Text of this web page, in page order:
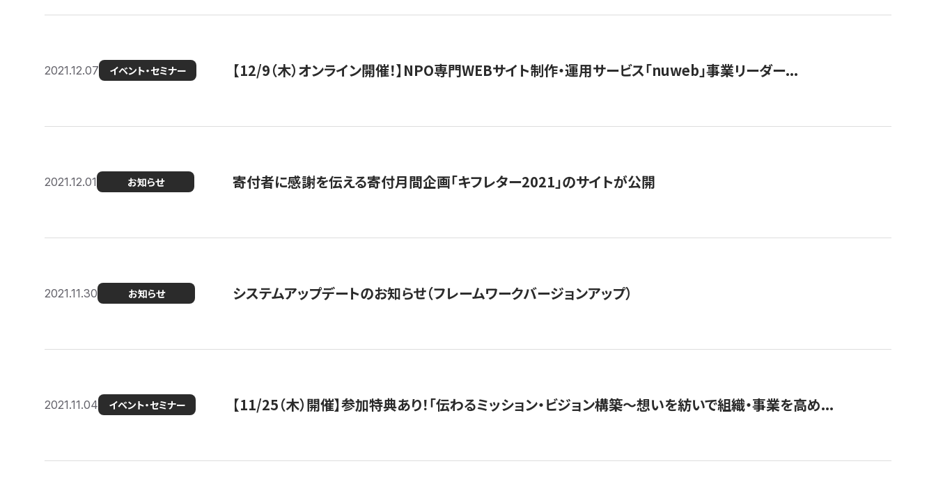
2021.12.07 イベント・セミナー 【12/9（木）オンライン開催！】NPO専門WEBサイト制作・運用サービス「nuweb」事業リーダー...
2021.12.01 お知らせ 寄付者に感謝を伝える寄付月間企画「キフレター2021」のサイトが公開
2021.11.30 お知らせ システムアップデートのお知らせ（フレームワークバージョンアップ）
2021.11.04 イベント・セミナー 【11/25（木）開催】参加特典あり！「伝わるミッション・ビジョン構築〜想いを紡いで組織・事業を高め...